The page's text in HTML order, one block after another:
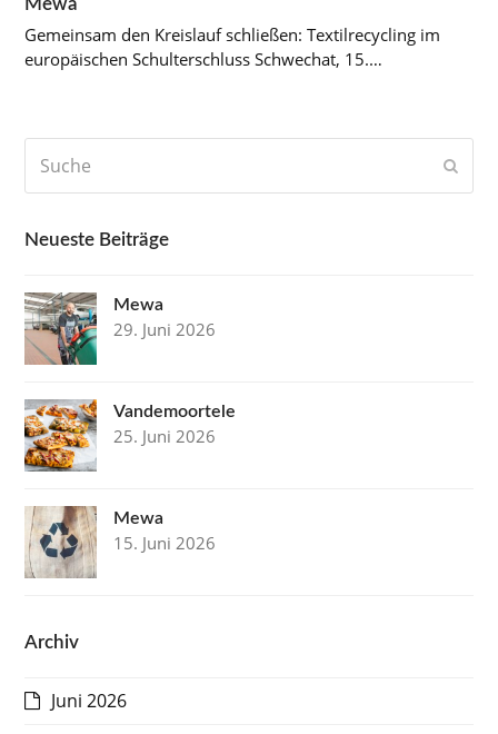
Mewa
Gemeinsam den Kreislauf schließen: Textilrecycling im
europäischen Schulterschluss Schwechat, 15.…
Neueste Beiträge
Mewa
29. Juni 2026
Vandemoortele
25. Juni 2026
Mewa
15. Juni 2026
Archiv
Juni 2026